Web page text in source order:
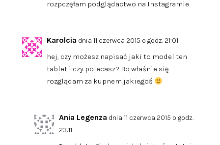
rozpczęłam podglądactwo na Instagramie.
Karolcia dnia 11 czerwca 2015 o godz. 21:01
hej, czy możesz napisać jaki to model ten
tablet i czy polecasz? Bo właśnie się
rozglądam za kupnem jakiegoś
Ania Legenza dnia 11 czerwca 2015 o godz.
23:11